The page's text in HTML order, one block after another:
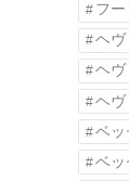
フ
ヘヴ
ヘヴ
ヘヴ
ベッ
ベッ